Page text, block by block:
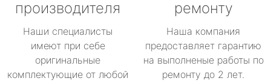
производителя
Наши специалисты
имеют при себе
оригинальные
комплектующие от любой
ремонту
Наша компания
предоставляет гарантию
на выполненые работы по
ремонту до 2 лет.